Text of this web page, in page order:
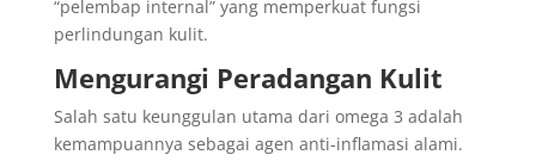
“pelembap internal” yang memperkuat fungsi
perlindungan kulit.
Mengurangi Peradangan Kulit
Salah satu keunggulan utama dari omega 3 adalah
kemampuannya sebagai agen anti-inflamasi alami.